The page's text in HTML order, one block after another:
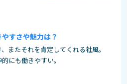
すさや魅力は？
またそれを肯定してくれる社風。
にも働きやすい。